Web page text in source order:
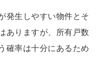
発生しやすい物件とそ
ありますが、所有戸数
確率は十分にあるため